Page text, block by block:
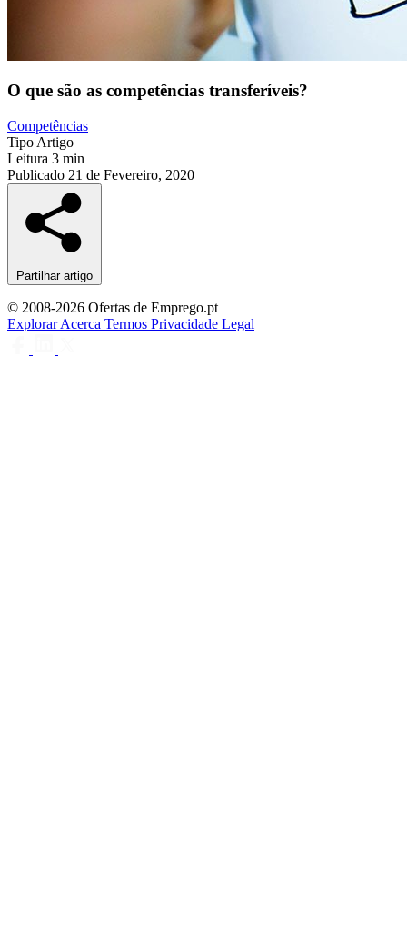
O que são as competências transferíveis?
Competências
Tipo Artigo
Leitura 3 min
Publicado 21 de Fevereiro, 2020
Partilhar artigo
© 2008-2026 Ofertas de Emprego.pt
ExplorarAcerca Termos Privacidade Legal